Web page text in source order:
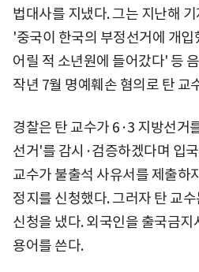
법대사를 지냈다. 그는 지난해
'중국이 한국의 부정선거에 개입
어릴 적 소년원에 들어갔다' 등
작년 7월 명예훼손 혐의로 탄 교
경찰은 탄 교수가 6·3 지방선거
선거'를 감시·검증하겠다며 입
교수가 불출석 사유서를 제출하
정지를 신청했다. 그러자 탄 교
신청을 냈다. 외국인을 출국금
용어를 쓴다.